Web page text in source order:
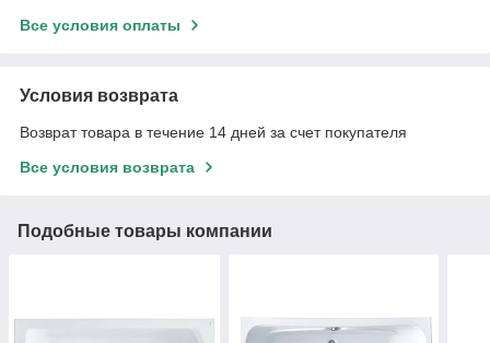
Все условия оплаты
Условия возврата
Возврат товара в течение 14 дней за счет покупателя
Все условия возврата
Подобные товары компании